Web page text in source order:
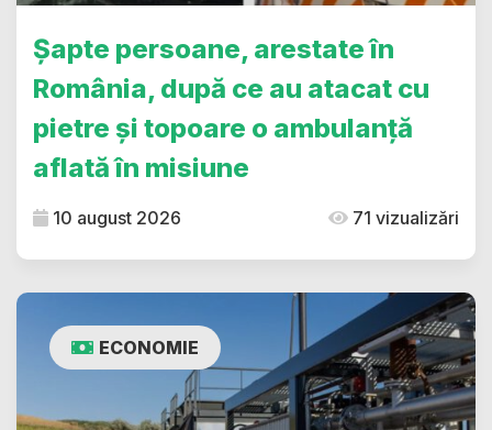
Șapte persoane, arestate în
România, după ce au atacat cu
pietre și topoare o ambulanță
aflată în misiune
10 august 2026 71 vizualizări
ECONOMIE